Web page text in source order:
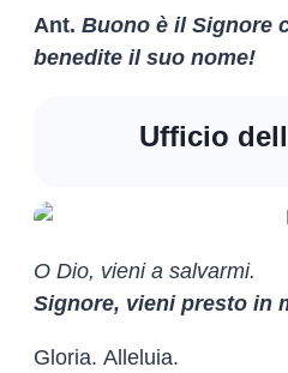
Ant. Buono è il Signore
benedite il suo nome!
Ufficio
O Dio, vieni a salvarmi.
Signore, vieni presto in
Gloria. Alleluia.